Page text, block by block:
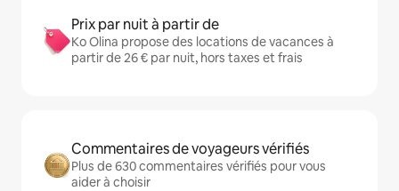
Prix par nuit à partir de
Ko Olina propose des locations de vacances à
partir de 26 € par nuit, hors taxes et frais
Commentaires de voyageurs vérifiés
Plus de 630 commentaires vérifiés pour vous
aider à choisir